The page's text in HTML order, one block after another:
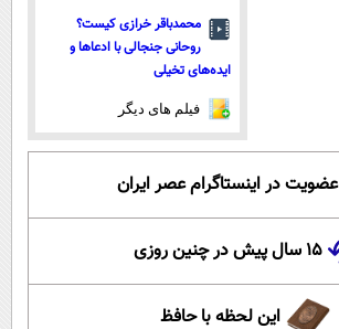
محمدباقر خرازی کیست؟
روحانی جنجالی با ادعاها و
ایده‌های تخیلی
فیلم های دیگر
عضویت در اینستاگرام عصر ایران
۱۵ سال پیش در چنین روزی
این لحظه با حافظ